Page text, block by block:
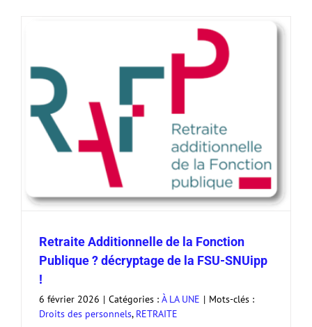
Retraite Additionnelle de la Fonction
Publique ? décryptage de la FSU-SNUipp
!
6 février 2026 | Catégories : À LA UNE | Mots-clés :
Droits des personnels, RETRAITE